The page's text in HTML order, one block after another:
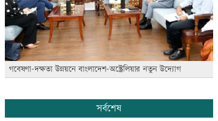
গবেষণা-দক্ষতা উন্নয়নে বাংলাদেশ-অস্ট্রেলিয়ার নতুন উদ্যোগ
সর্বশেষ